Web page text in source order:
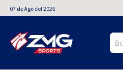
07 deAgo del 2026